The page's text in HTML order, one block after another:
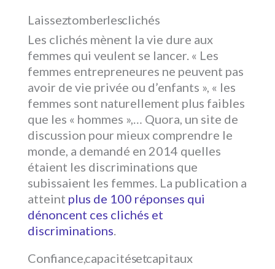
Laissez tomber les clichés
Les clichés mènent la vie dure aux
femmes qui veulent se lancer. « Les
femmes entrepreneures ne peuvent pas
avoir de vie privée ou d’enfants », « les
femmes sont naturellement plus faibles
que les « hommes »,… Quora, un site de
discussion pour mieux comprendre le
monde, a demandé en 2014 quelles
étaient les discriminations que
subissaient les femmes. La publication a
atteint plus de 100 réponses qui
dénoncent ces clichés et
discriminations
Confiance, capacités et capitaux